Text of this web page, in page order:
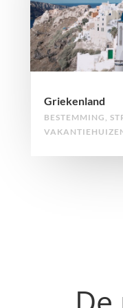
Griekenland
BESTEMMING ,